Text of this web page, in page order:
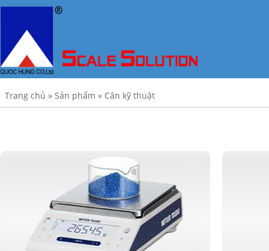
Trang chủ » Sản phẩm » Cân kỹ thuật